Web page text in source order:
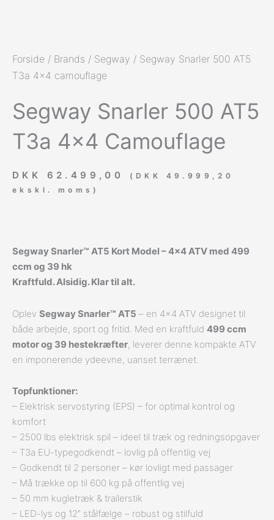
Forside / Brands / Segway / Segway Snarler 500 AT5
T3a 4×4 camouflage
Segway Snarler 500 AT5
T3a 4×4 Camouflage
DKK 62.499,00 ( DKK
49.999,20
ekskl. moms)
Segway Snarler™ AT5 Kort Model – 4×4 ATV med 499
ccm og 39 hk
Kraftfuld. Alsidig. Klar til alt.
Oplev Segway Snarler™ AT5 – en 4×4 ATV designet til
både arbejde, sport og fritid. Med en kraftfuld 499 ccm
motor og 39 hestekræfter, leverer denne kompakte ATV
en imponerende ydeevne, uanset terrænet.
Topfunktioner:
– Elektrisk servostyring (EPS) – for optimal kontrol og
komfort
– 2500 lbs elektrisk spil – ideel til træk og redningsopgaver
– T3a EU-typegodkendt – lovlig på offentlig vej
– Godkendt til 2 personer – kør lovligt med passager
– Må trække op til 600 kg på offentlig vej
– 50 mm kugletræk & trailerstik
– LED-lys og 12″ stålfælge – robust og stilfuld